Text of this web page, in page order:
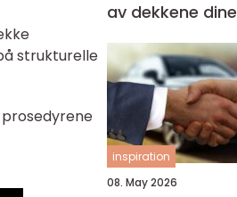
strukturelle
av dekkene dine
inspiration
08. May 2026